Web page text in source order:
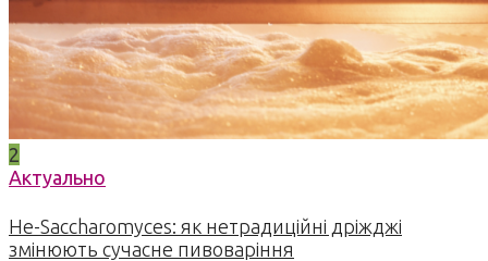
2
Актуально
Не-Saccharomyces: як нетрадиційні дріжджі
змінюють сучасне пивоваріння